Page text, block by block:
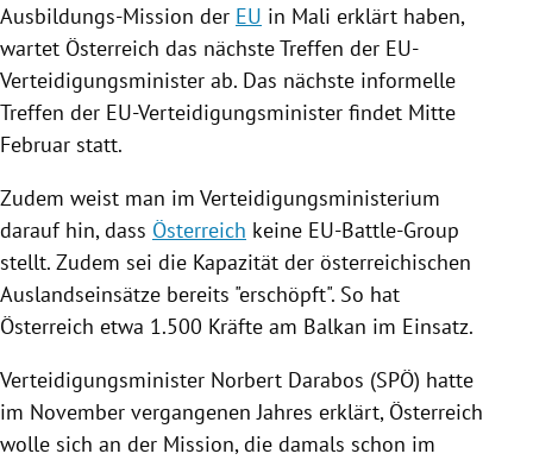
Ausbildungs-Mission der EU in Mali erklärt haben,
wartet Österreich das nächste Treffen der EU-
Verteidigungsminister ab. Das nächste informelle
Treffen der EU-Verteidigungsminister findet Mitte
Februar statt.
Zudem weist man im Verteidigungsministerium
darauf hin, dass Österreich keine EU-Battle-Group
stellt. Zudem sei die Kapazität der österreichischen
Auslandseinsätze bereits "erschöpft". So hat
Österreich etwa 1.500 Kräfte am Balkan im Einsatz.
Verteidigungsminister Norbert Darabos (SPÖ) hatte
im November vergangenen Jahres erklärt, Österreich
wolle sich an der Mission, die damals schon im